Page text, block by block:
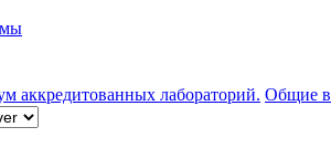
аккредитованных лабораторий. Общие